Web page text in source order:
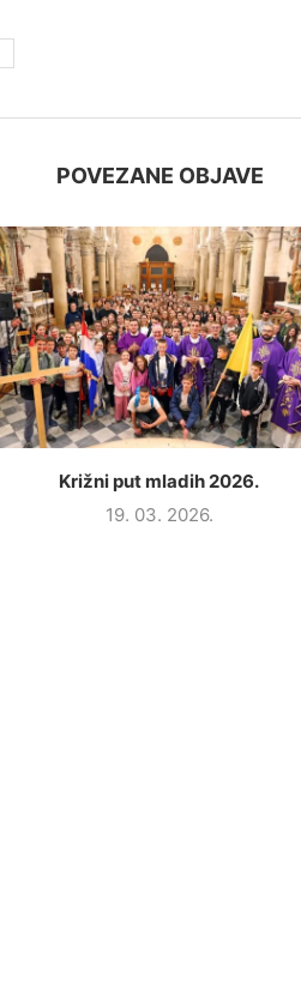
POVEZANE OBJAVE
Križni put mladih 2026.
19. 03. 2026.